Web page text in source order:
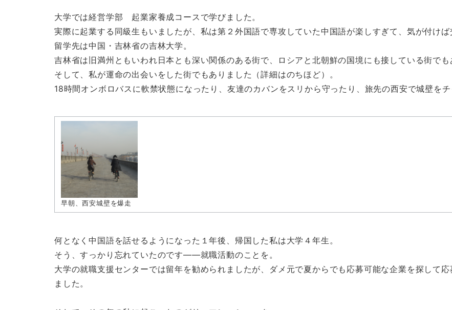
大学では経営学部 起業家養成コースで学びました。
実際に起業する同級生もいましたが、私は第２外国語で専攻していた中国語が楽しすぎて、気が付けば
留学先は中国・吉林省の吉林大学。
吉林省は旧満州ともいわれ日本とも深い関係のある街で、ロシアと北朝鮮の国境にも接している街でも
そして、私が運命の出会いをした街でもありました（詳細はのちほど）。
18時間オンボロバスに軟禁状態になったり、友達のカバンをスリから守ったり、旅先の西安で城壁を
早朝、西安城壁を爆走
何となく中国語を話せるようになった１年後、帰国した私は大学４年生。
そう、すっかり忘れていたのです――就職活動のことを。
大学の就職支援センターでは留年を勧められましたが、ダメ元で夏からでも応募可能な企業を探して
ました。